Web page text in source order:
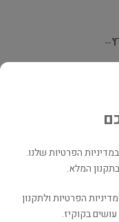
הפרטיות שלנו.
המלא.
הפרטיות ולתקנון
בקוקיז.